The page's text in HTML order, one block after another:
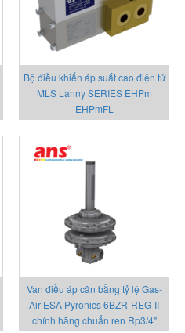
Bộ điều khiển áp suất cao điện tử
MLS Lanny SERIES EHPm
EHPmFL
Van điều áp cân bằng tỷ lệ Gas-
Air ESA Pyronics 6BZR-REG-II
chính hãng chuẩn ren Rp3/4"